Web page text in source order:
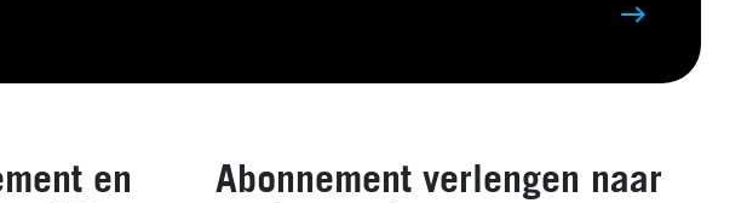
en
Abonnement verlengen naar